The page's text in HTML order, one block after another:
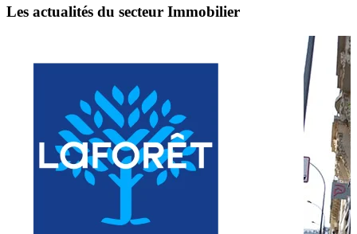
Les actualités du secteur Immobilier